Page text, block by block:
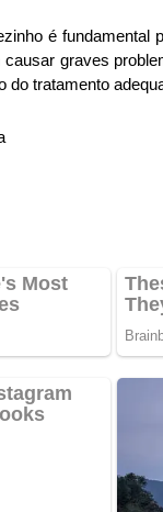
é fundamental
graves
do tratamento